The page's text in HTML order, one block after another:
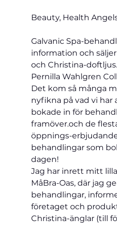
Beauty, Health
Jag
Galvanic Spa-
information och
och Christina-
Pernilla Wahlgren
Det kom så många
nyfikna på vad vi har
bokade in för
framöver.och de
öppnings-
behandlingar som
dagen!
Jag har inrett mitt
MåBra-Oas, där jag
behandlingar,
företaget och
Christina-änglar (till